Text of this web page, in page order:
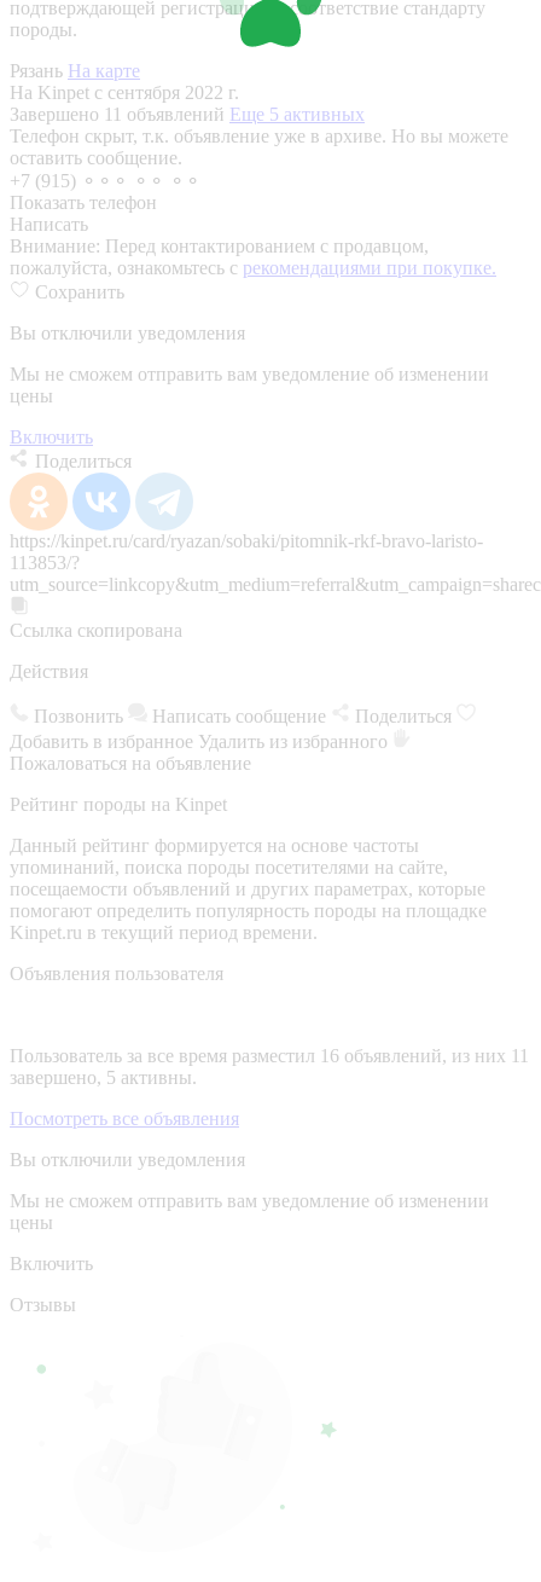
подтверждающей регистрацию и соответствие стандарту
породы.
Рязань На карте
На Kinpet c сентября 2022 г.
Завершено 11 объявлений Еще 5 активных
Телефон скрыт, т.к. объявление уже в архиве. Но вы можете
оставить сообщение.
+7 (915) ⚬⚬⚬ ⚬⚬ ⚬⚬
Показать телефон
Написать
Внимание: Перед контактированием с продавцом,
пожалуйста, ознакомьтесь с рекомендациями при покупке.
Сохранить
Вы отключили уведомления
Мы не сможем отправить вам уведомление об изменении
цены
Включить
Поделиться
https://kinpet.ru/card/ryazan/sobaki/pitomnik-rkf-bravo-laristo-
113853/?
Ссылка скопирована
Действия
Позвонить Написать сообщение
Поделиться
Добавить в избранное Удалить из избранного
Пожаловаться на объявление
Рейтинг породы на Kinpet
Данный рейтинг формируется на основе частоты
упоминаний, поиска породы посетителями на сайте,
посещаемости объявлений и других параметрах, которые
помогают определить популярность породы на площадке
Kinpet.ru в текущий период времени.
Объявления пользователя
Пользователь за все время разместил 16 объявлений, из них 11
завершено, 5 активны.
Посмотреть все объявления
Вы отключили уведомления
Мы не сможем отправить вам уведомление об изменении
цены
Включить
Отзывы